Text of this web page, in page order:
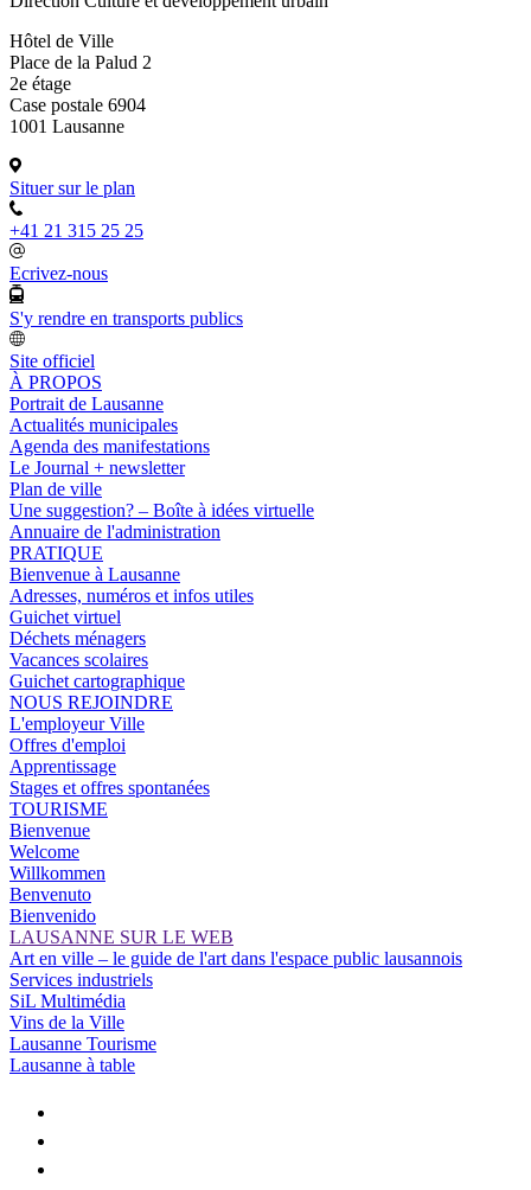
Hôtel de Ville
Place de la Palud 2
2e étage
Case postale 6904
1001 Lausanne
Situer sur le plan
+41 21 315 25 25
Ecrivez-nous
S'y rendre en transports publics
Site officiel
À PROPOS
Portrait de Lausanne
Actualités municipales
Agenda des manifestations
Le Journal + newsletter
Plan de ville
Une suggestion? – Boîte à idées virtuelle
Annuaire de l'administration
PRATIQUE
Bienvenue à Lausanne
Adresses, numéros et infos utiles
Guichet virtuel
Déchets ménagers
Vacances scolaires
Guichet cartographique
NOUS REJOINDRE
L'employeur Ville
Offres d'emploi
Apprentissage
Stages et offres spontanées
TOURISME
Bienvenue
Welcome
Willkommen
Benvenuto
Bienvenido
LAUSANNE SUR LE WEB
Art en ville – le guide de l'art dans l'espace public lausannois
Services industriels
SiL Multimédia
Vins de la Ville
Lausanne Tourisme
Lausanne à table